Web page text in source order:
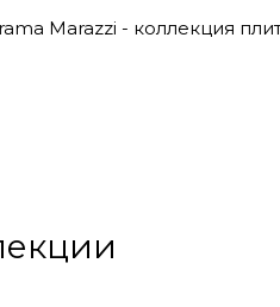
Marazzi - коллекция